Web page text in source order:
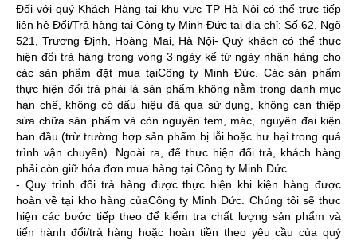
Đối với quý Khách Hàng tại khu vực TP Hà Nội có thể trực tiếp
liên hệ Đổi/Trả hàng tại Công ty Minh Đức tại địa chỉ: Số 62, Ngõ
521, Trương Định, Hoàng Mai, Hà Nội- Quý khách có thể thực
hiện đổi trả hàng trong vòng 3 ngày kể từ ngày nhận hàng cho
các sản phẩm đặt mua tạiCông ty Minh Đức. Các sản phẩm
thực hiện đổi trả phải là sản phẩm không nằm trong danh mục
hạn chế, không có dấu hiệu đã qua sử dụng, không can thiệp
sửa chữa sản phẩm và còn nguyên tem, mác, nguyên đai kiện
ban đầu (trừ trường hợp sản phẩm bị lỗi hoặc hư hại trong quá
trình vận chuyển). Ngoài ra, để thực hiện đổi trả, khách hàng
phải còn giữ hóa đơn mua hàng tại Công ty Minh Đức
- Quy trình đổi trả hàng được thực hiện khi kiện hàng được
hoàn về tại kho hàng củaCông ty Minh Đức. Chúng tôi sẽ thực
hiện các bước tiếp theo để kiểm tra chất lượng sản phẩm và
tiến hành đổi/trả hàng hoặc hoàn tiền theo yêu cầu của quý